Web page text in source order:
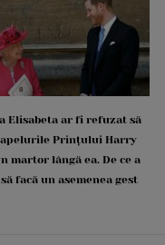
Elisabeta ar fi refuzat să
Prințului Harry
martor lângă ea. De ce a
facă un asemenea gest